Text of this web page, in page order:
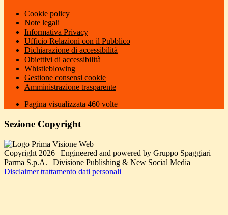
Cookie policy
Note legali
Informativa Privacy
Ufficio Relazioni con il Pubblico
Dichiarazione di accessibilità
Obiettivi di accessibilità
Whistleblowing
Gestione consensi cookie
Amministrazione trasparente
Pagina visualizzata 460 volte
Sezione Copyright
Copyright 2026 | Engineered and powered by Gruppo Spaggiari
Parma S.p.A. | Divisione Publishing & New Social Media
Disclaimer trattamento dati personali